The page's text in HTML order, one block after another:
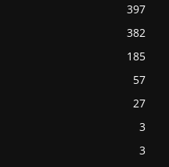
397
382
185
57
27
3
3